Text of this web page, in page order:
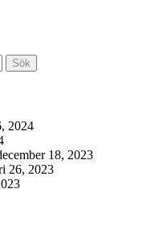
2024
18, 2023
26, 2023